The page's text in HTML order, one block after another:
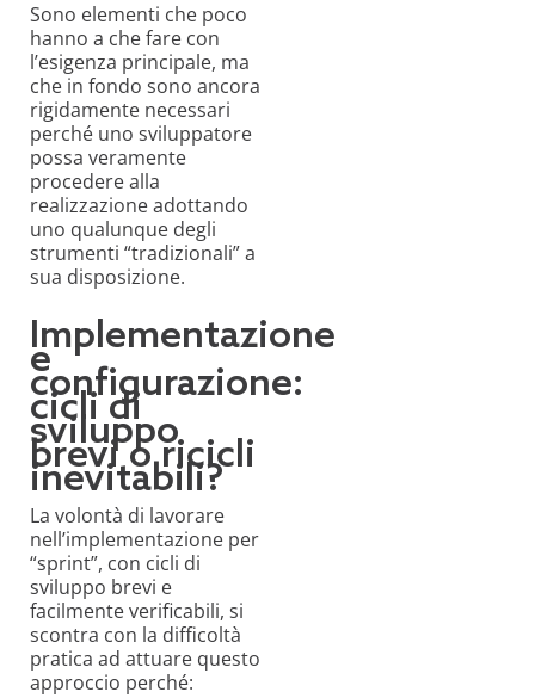
Sono elementi che poco
hanno a che fare con
l’esigenza principale, ma
che in fondo sono ancora
rigidamente necessari
perché uno sviluppatore
possa veramente
procedere alla
realizzazione adottando
uno qualunque degli
strumenti “tradizionali” a
sua disposizione.
Implementazione
e
configurazione:
cicli di
sviluppo
brevi o ricicli
inevitabili?
La volontà di lavorare
nell’implementazione per
“sprint”, con cicli di
sviluppo brevi e
facilmente verificabili, si
scontra con la difficoltà
pratica ad attuare questo
approccio perché: